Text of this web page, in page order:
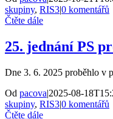
skupiny, RIS3|0 komentářů
Čtěte dále
25. jednání PS
Dne 3. 6. 2025 proběhlo
Od pacova|2025-08-
skupiny, RIS3|0 komentářů
Čtěte dále